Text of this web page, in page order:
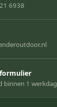
6938
binnen 1 werkdag